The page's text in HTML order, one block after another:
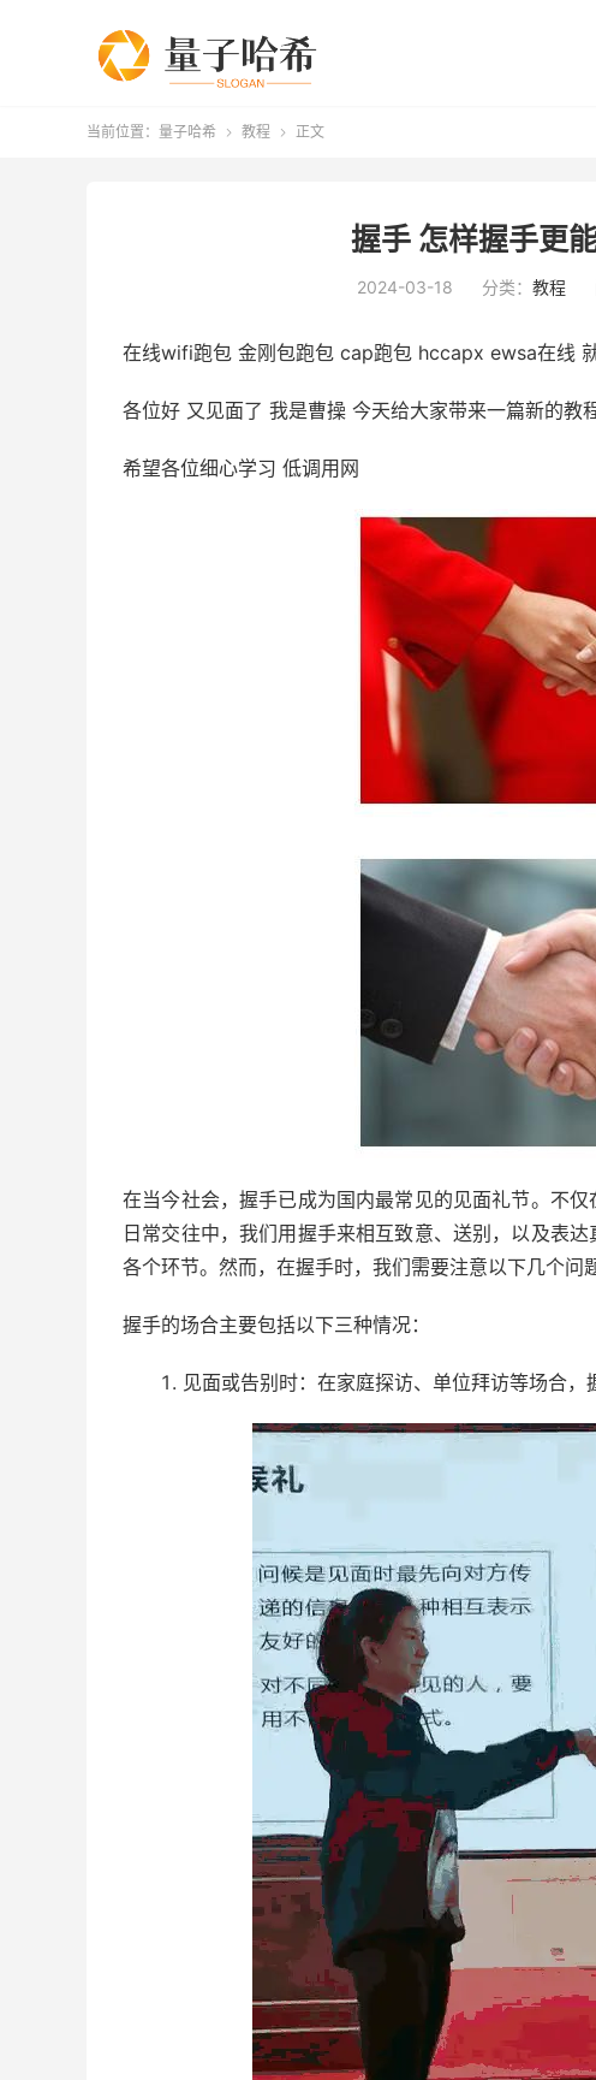
当前位置： 量子哈希  教程  正文
握手 怎样握手更
2024-03-18 分类： 教程
在线wifi跑包 金刚包跑包 cap跑包 hccapx ewsa在线
各位好 又见面了 我是曹操 今天给大家带来一篇新的教
希望各位细心学习 低调用网
在当今社会，握手已成为国内最常见的见面礼节。不
日常交往中，我们用握手来相互致意、送别，以及表
各个环节。然而，在握手时，我们需要注意以下几个问题
握手的场合主要包括以下三种情况：
见面或告别时：在家庭探访、单位拜访等场合，